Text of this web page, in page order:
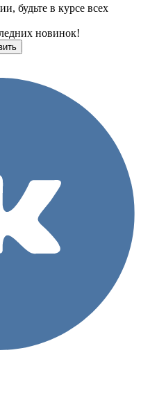
будьте в курсе всех
новинок!